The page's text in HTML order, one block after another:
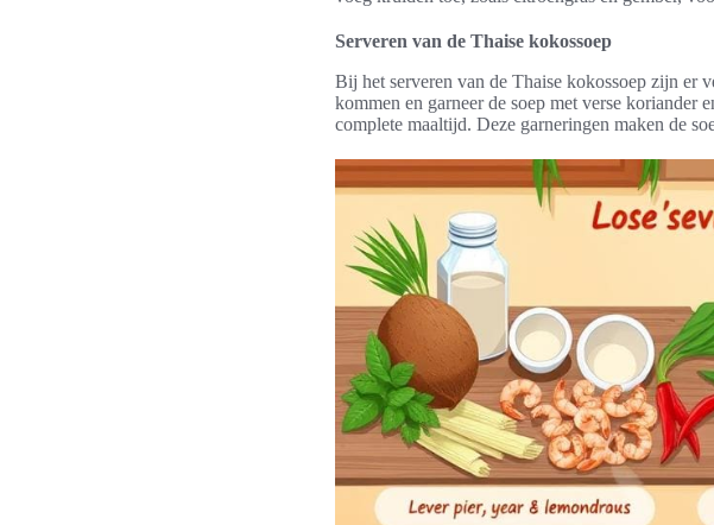
Serveren van de Thaise kokossoep
Bij het serveren van de Thaise kokossoep zijn er
kommen en garneer de soep met verse koriander
complete maaltijd. Deze garneringen maken de